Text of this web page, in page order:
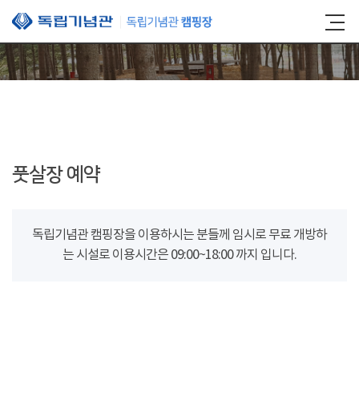
본문 바로가기
풋살장 예약
독립기념관 캠핑장을 이용하시는 분들께 임시로 무료 개방하
는 시설로 이용시간은 09:00~18:00 까지 입니다.